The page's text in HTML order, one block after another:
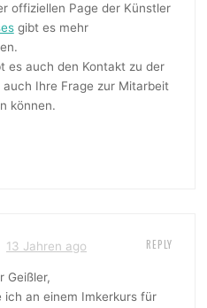
offiziellen Page der Künstler
gibt es mehr
es auch den Kontakt zu der
auch Ihre Frage zur Mitarbeit
können.
13 Jahren ago REPLY
Geißler,
ich an einem Imkerkurs für